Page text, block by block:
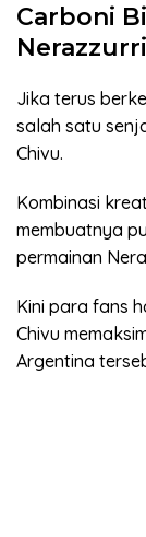
Carboni
Nerazzurri
Jika terus
salah satu
Chivu.
Kombinasi
membuatnya
permainan
Kini para fans
Chivu
Argentina